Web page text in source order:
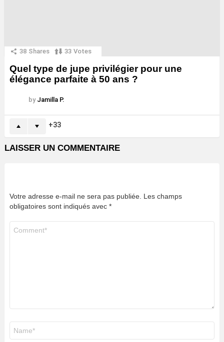
38 Shares 33 Votes
Quel type de jupe privilégier pour une
élégance parfaite à 50 ans ?
by Jamilla P.
33
LAISSER UN COMMENTAIRE
Votre adresse e-mail ne sera pas publiée. Les champs
obligatoires sont indiqués avec *